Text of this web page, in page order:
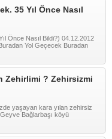
35 Yıl Önce Nasıl
Önce Nasıl Bildi?) 04.12.2012
Yol Geçecek Buradan
Zehirlimi ? Zehirsizmi
yaşayan kara yılan zehirsiz
Bağlarbaşı köyü